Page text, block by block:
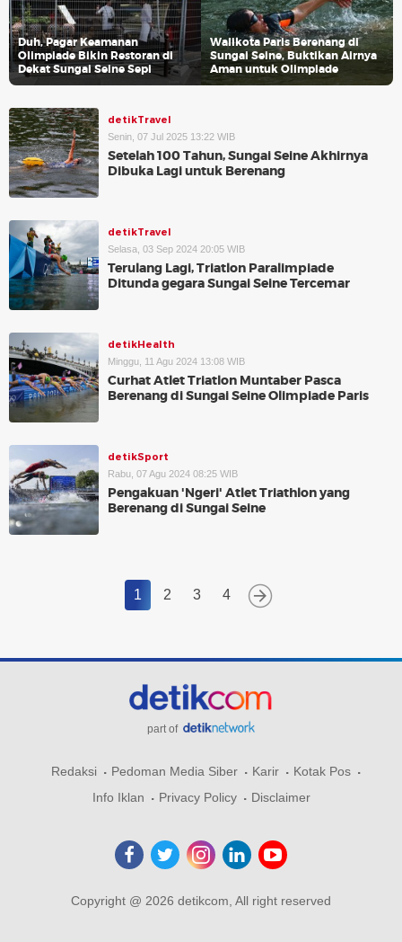
Duh, Pagar Keamanan
Olimpiade Bikin Restoran di
Dekat Sungai Seine Sepi
Walikota Paris Berenang di
Sungai Seine, Buktikan Airnya
Aman untuk Olimpiade
detikTravel
Senin, 07 Jul 2025 13:22 WIB
Setelah 100 Tahun, Sungai Seine Akhirnya
Dibuka Lagi untuk Berenang
detikTravel
Selasa, 03 Sep 2024 20:05 WIB
Terulang Lagi, Triatlon Paralimpiade
Ditunda gegara Sungai Seine Tercemar
detikHealth
Minggu, 11 Agu 2024 13:08 WIB
Curhat Atlet Triatlon Muntaber Pasca
Berenang di Sungai Seine Olimpiade Paris
detikSport
Rabu, 07 Agu 2024 08:25 WIB
Pengakuan 'Ngeri' Atlet Triathlon yang
Berenang di Sungai Seine
1 2 3 4
part of
Redaksi Pedoman Media Siber Karir
Kotak Pos
Info Iklan
Privacy Policy Disclaimer
Copyright @ 2026 detikcom, All right reserved